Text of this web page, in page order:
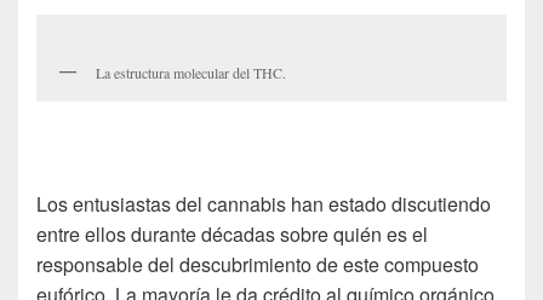
La estructura molecular del THC.
Los entusiastas del cannabis han estado discutiendo
entre ellos durante décadas sobre quién es el
responsable del descubrimiento de este compuesto